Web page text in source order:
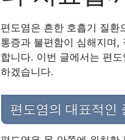
편도염은 흔한 호흡기 질환
통증과 불편함이 심해지며,
합니다. 이번 글에서는 편
하겠습니다.
편도염의 대표적인